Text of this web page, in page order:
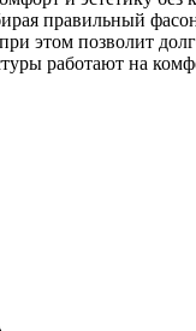
правильный
этом позволит
работают на